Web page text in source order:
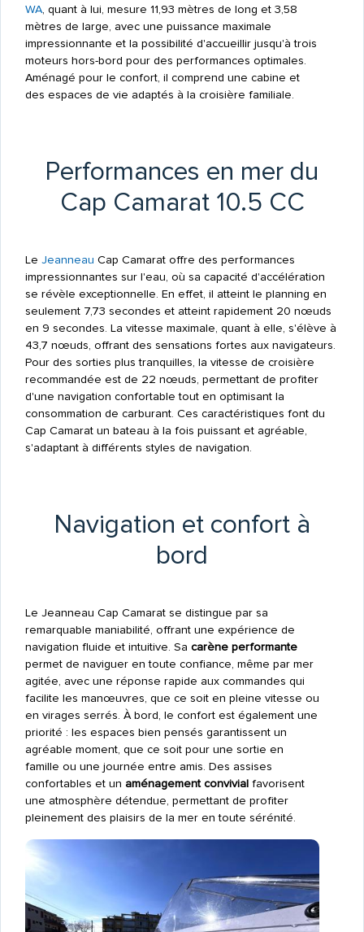
WA, quant à lui, mesure 11,93 mètres de long et 3,58
mètres de large, avec une puissance maximale
impressionnante et la possibilité d'accueillir jusqu'à trois
moteurs hors-bord pour des performances optimales.
Aménagé pour le confort, il comprend une cabine et
des espaces de vie adaptés à la croisière familiale.
Performances en mer du
Cap Camarat 10.5 CC
Le Jeanneau Cap Camarat offre des performances
impressionnantes sur l'eau, où sa capacité d'accélération
se révèle exceptionnelle. En effet, il atteint le planning en
seulement 7,73 secondes et atteint rapidement 20 nœuds
en 9 secondes. La vitesse maximale, quant à elle, s'élève à
43,7 nœuds, offrant des sensations fortes aux navigateurs.
Pour des sorties plus tranquilles, la vitesse de croisière
recommandée est de 22 nœuds, permettant de profiter
d'une navigation confortable tout en optimisant la
consommation de carburant. Ces caractéristiques font du
Cap Camarat un bateau à la fois puissant et agréable,
s'adaptant à différents styles de navigation.
Navigation et confort à
bord
Le Jeanneau Cap Camarat se distingue par sa
remarquable maniabilité, offrant une expérience de
navigation fluide et intuitive. Sa carène performante
permet de naviguer en toute confiance, même par mer
agitée, avec une réponse rapide aux commandes qui
facilite les manœuvres, que ce soit en pleine vitesse ou
en virages serrés. À bord, le confort est également une
priorité : les espaces bien pensés garantissent un
agréable moment, que ce soit pour une sortie en
famille ou une journée entre amis. Des assises
confortables et un aménagement convivialfavorisent
une atmosphère détendue, permettant de profiter
pleinement des plaisirs de la mer en toute sérénité.